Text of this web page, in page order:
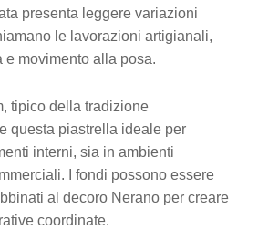
presenta leggere variazioni
le lavorazioni artigianali,
e movimento alla posa.
tipico della tradizione
questa piastrella ideale per
interni, sia in ambienti
I fondi possono essere
al decoro Nerano per creare
coordinate.